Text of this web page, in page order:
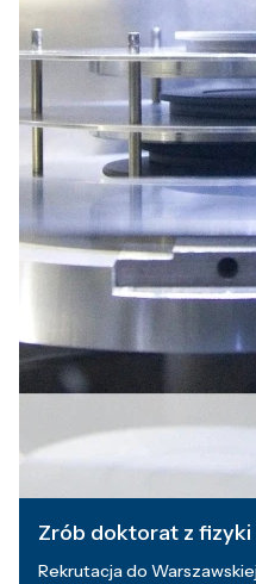
Zrób doktorat z fizyki
Rekrutacja do